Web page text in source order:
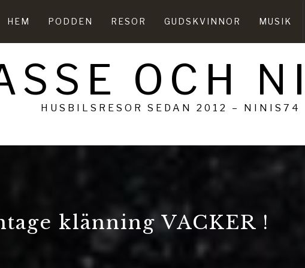
HEM PODDEN RESOR GUDSKVINNOR MUSIK
OCH
HUSBILSRESOR SEDAN 2012 – NINIS74
klänning VACKER !